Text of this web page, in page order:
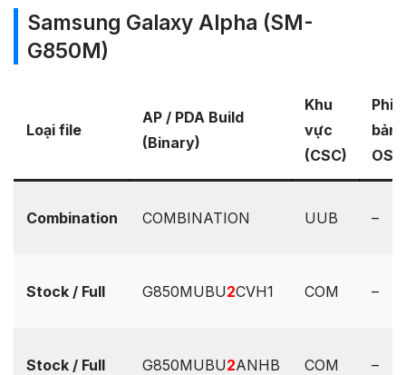
Samsung Galaxy Alpha (SM-
G850M)
Loại file
AP / PDA Build
(Binary)
Khu
vực
(CSC)
bản
OS
Combination COMBINATION UUB –
Stock / Full G850MUBU2CVH1 COM –
Stock / Full G850MUBU2ANHB COM –